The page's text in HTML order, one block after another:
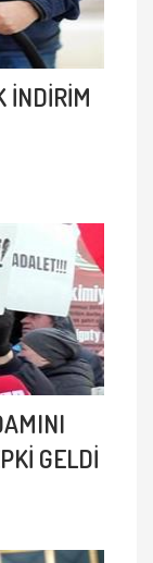
İNDİRİM
GELDİ